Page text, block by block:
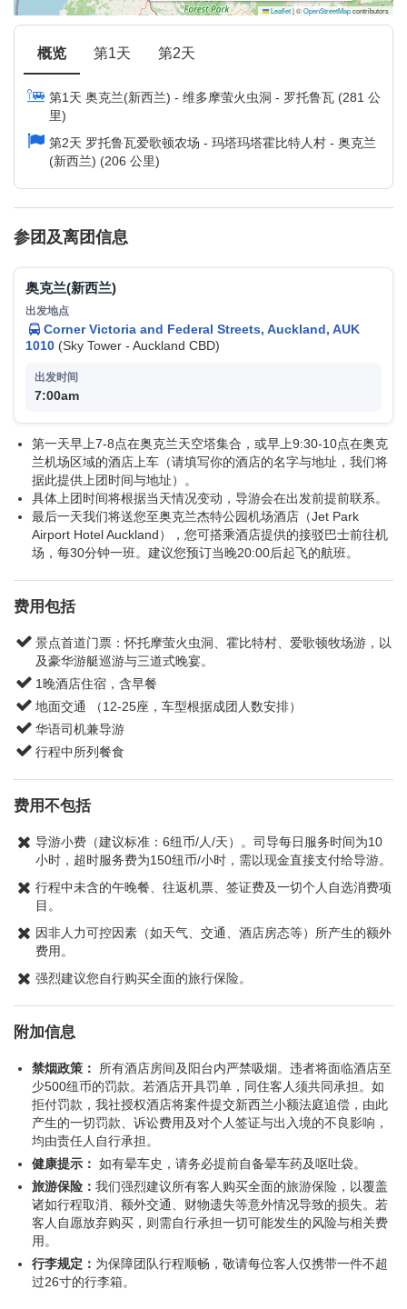
Leaflet|©OpenStreetMapcontributors
概览 第1天 第2天
第1天 奥克兰(新西兰) - 维多摩萤火虫洞 - 罗托鲁瓦 (281 公
里)
第2天 罗托鲁瓦爱歌顿农场 - 玛塔玛塔霍比特人村 - 奥克兰
(新西兰) (206 公里)
参团及离团信息
奥克兰(新西兰)
Corner Victoria and Federal Streets, Auckland, AUK
1010 (Sky Tower - Auckland CBD)
7:00am
第一天早上7-8点在奥克兰天空塔集合，或早上9:30-10点在奥克
兰机场区域的酒店上车（请填写你的酒店的名字与地址，我们将
据此提供上团时间与地址）。
具体上团时间将根据当天情况变动，导游会在出发前提前联系。
最后一天我们将送您至奥克兰杰特公园机场酒店（Jet Park
Airport Hotel Auckland），您可搭乘酒店提供的接驳巴士前往机
场，每30分钟一班。建议您预订当晚20:00后起飞的航班。
费用包括
景点首道门票：怀托摩萤火虫洞、霍比特村、爱歌顿牧场游，以
及豪华游艇巡游与三道式晚宴。
1晚酒店住宿，含早餐
地面交通 （12-25座，车型根据成团人数安排）
华语司机兼导游
行程中所列餐食
费用不包括
导游小费（建议标准：6纽币/人/天）。司导每日服务时间为10
小时，超时服务费为150纽币/小时，需以现金直接支付给导游。
行程中未含的午晚餐、往返机票、签证费及一切个人自选消费项
目。
因非人力可控因素（如天气、交通、酒店房态等）所产生的额外
费用。
强烈建议您自行购买全面的旅行保险。
附加信息
禁烟政策：
所有酒店房间及阳台内严禁吸烟。违者将面临酒店至
少500纽币的罚款。若酒店开具罚单，同住客人须共同承担。如
拒付罚款，我社授权酒店将案件提交新西兰小额法庭追偿，由此
产生的一切罚款、诉讼费用及对个人签证与出入境的不良影响，
均由责任人自行承担。
健康提示： 如有晕车史，请务必提前自备晕车药及呕吐袋。
旅游保险： 我们强烈建议所有客人购买全面的旅游保险，以覆盖
诸如行程取消、额外交通、财物遗失等意外情况导致的损失。若
客人自愿放弃购买，则需自行承担一切可能发生的风险与相关费
用。
行李规定： 为保障团队行程顺畅，敬请每位客人仅携带一件不超
过26寸的行李箱。